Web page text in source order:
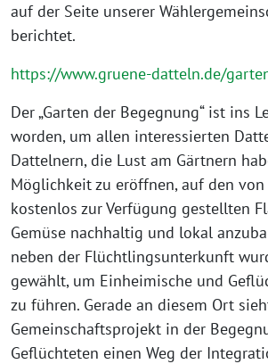
auf der Seite unserer
berichtet.
https://www.gruene-datteln.de/
Der „Garten der Begegnung“ ist ins
worden, um allen interessierten
Dattelnern, die Lust am Gärtnern
Möglichkeit zu eröffnen, auf den
kostenlos zur Verfügung gestellten
Gemüse nachhaltig und lokal
neben der Flüchtlingsunterkunft
gewählt, um Einheimische und
zu führen. Gerade an diesem Ort
Gemeinschaftsprojekt in der
Geflüchteten einen Weg der